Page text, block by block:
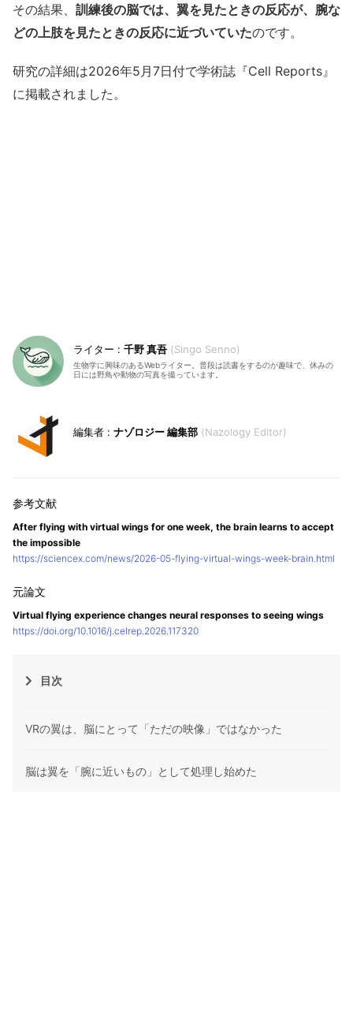
その結果、 訓練後の脳では、翼を見たときの反応が、腕な
どの上肢を見たときの反応に近づいていたのです。
研究の詳細は2026年5月7日付で学術誌『Cell Reports』
に掲載されました。
千野 真吾 Singo Senno
生物学に興味のあるWebライター。普段は読書をするのが趣味で、休みの
日には野鳥や動物の写真を撮っています。
ナゾロジー 編集部 Nazology Editor
After flying with virtual wings for one week, the brain learns to accept
the impossible
https://sciencex.com/news/2026-05-flying-virtual-wings-week-brain.html
Virtual flying experience changes neural responses to seeing wings
https://doi.org/10.1016/j.celrep.2026.117320
目次
VRの翼は、脳にとって「ただの映像」ではなかった
脳は翼を「腕に近いもの」として処理し始めた